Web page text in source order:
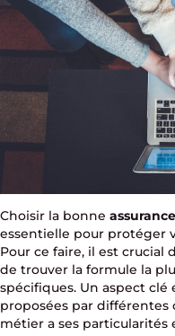
Choisir la bonne
essentielle pour protéger
Pour ce faire, il est crucial
de trouver la formule la
spécifiques. Un aspect clé
proposées par différentes
métier a ses